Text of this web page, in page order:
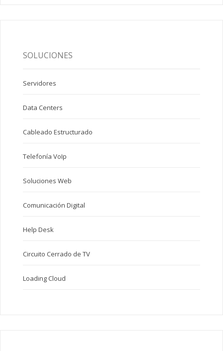
SOLUCIONES
Servidores
Data Centers
Cableado Estructurado
Telefonía VoIp
Soluciones Web
Comunicación Digital
Help Desk
Circuito Cerrado de TV
Loading Cloud